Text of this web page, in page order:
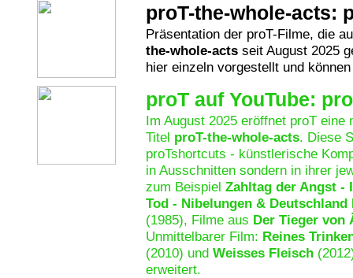
proT-the-whole-acts:
Präsentation der proT-Filme, die
the-whole-acts seit August 2025
hier einzeln vorgestellt und
proT auf YouTube:
Im August 2025 eröffnet proT eine
Titel proT-the-whole-acts. Diese
proTshortcuts - künstlerische
in Ausschnitten sondern in ihrer
zum Beispiel Zahltag der Angst -
Tod - Nibelungen & Deutschland
(1985), Filme aus Der Tieger von
Unmittelbarer Film: Reines
(2010) und Weisses Fleisch
erweitert.